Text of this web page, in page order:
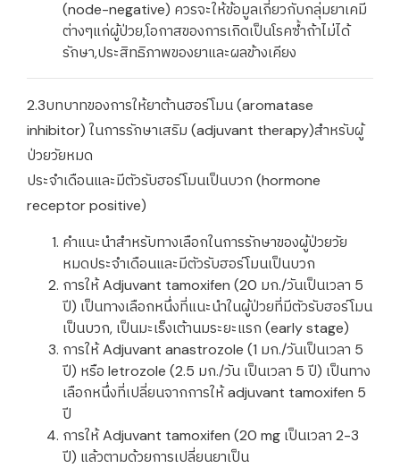
(node-negative) ควรจะให้ข้อมูลเกี่ยวกับกลุ่มยาเคมี
ต่างๆแก่ผู้ป่วย,โอกาสของการเกิดเป็นโรคซ้ำถ้าไม่ได้
รักษา,ประสิทธิภาพของยาและผลข้างเคียง
2.3บทบาทของการให้ยาต้านฮอร์โมน (aromatase
inhibitor) ในการรักษาเสริม (adjuvant therapy)สำหรับผู้
ป่วยวัยหมด
ประจำเดือนและมีตัวรับฮอร์โมนเป็นบวก (hormone
receptor positive)
คำแนะนำสำหรับทางเลือกในการรักษาของผู้ป่วยวัย
หมดประจำเดือนและมีตัวรับฮอร์โมนเป็นบวก
การให้ Adjuvant tamoxifen (20 มก./วันเป็นเวลา 5
ปี) เป็นทางเลือกหนึ่งที่แนะนำในผู้ป่วยที่มีตัวรับฮอร์โมน
เป็นบวก, เป็นมะเร็งเต้านมระยะแรก (early stage)
การให้ Adjuvant anastrozole (1 มก./วันเป็นเวลา 5
ปี) หรือ letrozole (2.5 มก./วัน เป็นเวลา 5 ปี) เป็นทาง
เลือกหนึ่งที่เปลี่ยนจากการให้ adjuvant tamoxifen 5
ปี
การให้ Adjuvant tamoxifen (20 mg เป็นเวลา 2-3
ปี) แล้วตามด้วยการเปลี่ยนยาเป็น